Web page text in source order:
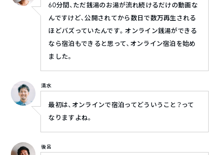
60分間、ただ銭湯のお湯が流れ続けるだけの動画な
んですけど、公開されてから数日で数万再生される
ほどバズっていたんです。オンライン銭湯ができる
なら宿泊もできると思って、オンライン宿泊を始め
ました。
清水
最初は、オンラインで宿泊ってどういうこと？って
なりますよね。
後呂